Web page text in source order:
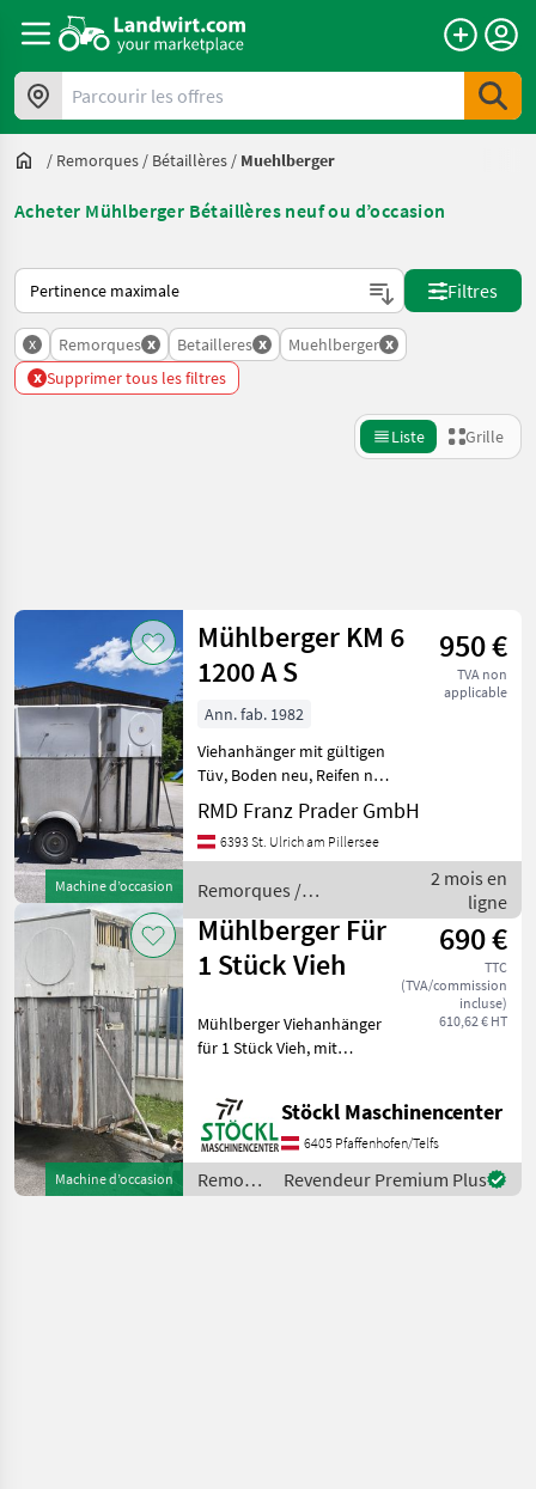
Parcourir les offres
/ Remorques / Bétaillères / Muehlberger
Acheter Mühlberger Bétaillères neuf ou d’occasion
Voici comment les annonces sont triées sur Landwirt.com
Filtres
x Remorques x Betailleres x Muehlberger x
x Supprimer tous les filtres
Liste Grille
Catégorie 4 Pays Filtres
CHEMIN
ACTUEL
matériel
agricole
Remorques
Betailleres
CHOISIR
CATÉGORIE
Mühlberger
Böckmann
Humbaur
Pronar
Réinitialiser
Afficher
résultats
Machine d’occasion
Mühlberger KM 6
1200 A S
950 €
TVA non
applicable
Ann. fab. 1982
Viehanhänger mit gültigen
Tüv, Boden neu, Reifen neu,
Frontausstieg und
Servicetür,
Kundenmaschine Genre
Frein à inertie Remorques
Bétaillères
RMD Franz Prader GmbH
6393 St. Ulrich am Pillersee
Remorques /
Mühlberger
2 mois en
ligne
Machine d’occasion
Mühlberger Für
1 Stück Vieh
690 €
TTC
(TVA/commission
incluse)
610,62 € HT
Mühlberger Viehanhänger
für 1 Stück Vieh, mit
(A). Genre d'animaux: Bœuf,
Certificat de type
Remorques Bétaillères
Stöckl Maschinencenter
6405 Pfaffenhofen/Telfs
Remorques
/
Revendeur Premium Plus